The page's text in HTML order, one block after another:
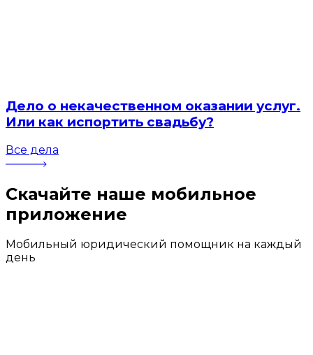
Дело о некачественном оказании услуг.
Или как испортить свадьбу?
Все дела
Скачайте наше мобильное
приложение
Мобильный юридический помощник на каждый
день